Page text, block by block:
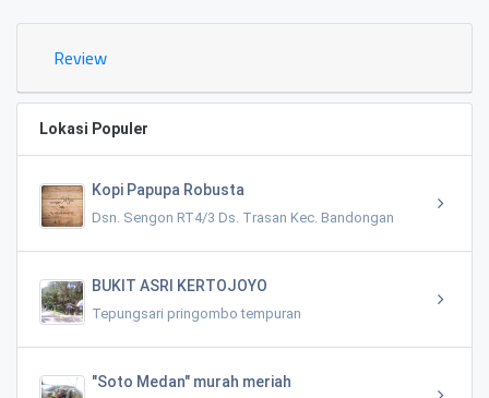
Review
Lokasi Populer
Kopi Papupa Robusta
Dsn. Sengon RT4/3 Ds. Trasan Kec. Bandongan
BUKIT ASRI KERTOJOYO
Tepungsari pringombo tempuran
"Soto Medan" murah meriah